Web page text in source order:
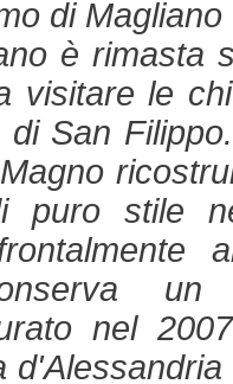
di
è rimasta
visitare le
San
puro stile
nel